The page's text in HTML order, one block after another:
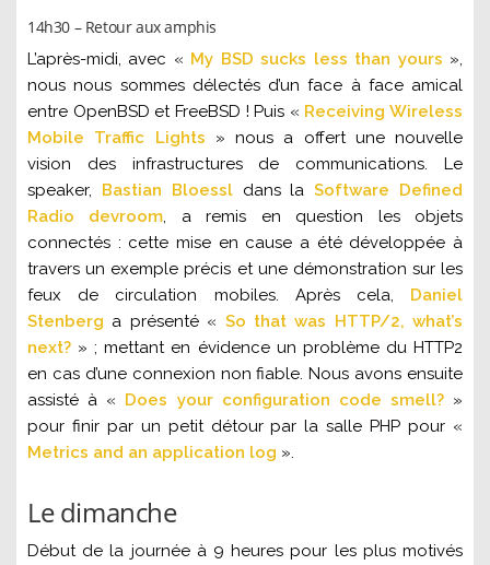
14h30 – Retour aux amphis
L’après-midi, avec « My BSD sucks less than yours »,
nous nous sommes délectés d’un face à face amical
entre OpenBSD et FreeBSD ! Puis « Receiving Wireless
Mobile Traffic Lights » nous a offert une nouvelle
vision des infrastructures de communications. Le
speaker, Bastian Bloessl dans laSoftware Defined
Radio devroom, a remis en question les objets
connectés : cette mise en cause a été développée à
travers un exemple précis et une démonstration sur les
feux de circulation mobiles. Après cela, Daniel
Stenberg a présenté « So that was HTTP/2, what’s
next? » ; mettant en évidence un problème du HTTP2
en cas d’une connexion non fiable. Nous avons ensuite
assisté à « Does your configuration code smell?»
pour finir par un petit détour par la salle PHP pour «
Metrics and an application log ».
Le dimanche
Début de la journée à 9 heures pour les plus motivés